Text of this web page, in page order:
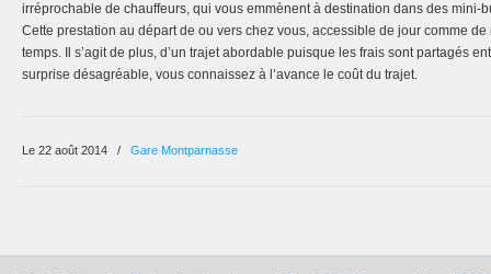
irréprochable de chauffeurs, qui vous emmènent à destination dans des mini-
Cette prestation au départ de ou vers chez vous, accessible de jour comme
temps. Il s’agit de plus, d’un trajet abordable puisque les frais sont partagés
surprise désagréable, vous connaissez à l’avance le coût du trajet.
Le 22 août 2014 / Gare Montparnasse